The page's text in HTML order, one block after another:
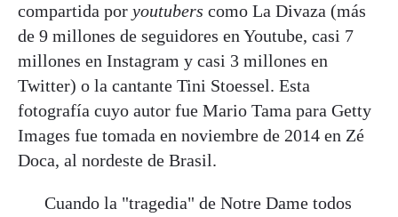
compartida por youtubers como La Divaza (más
de 9 millones de seguidores en Youtube, casi 7
millones en Instagram y casi 3 millones en
Twitter) o la cantante Tini Stoessel. Esta
fotografía cuyo autor fue Mario Tama para Getty
Images fue tomada en noviembre de 2014 en Zé
Doca, al nordeste de Brasil.
Cuando la "tragedia" de Notre Dame todos